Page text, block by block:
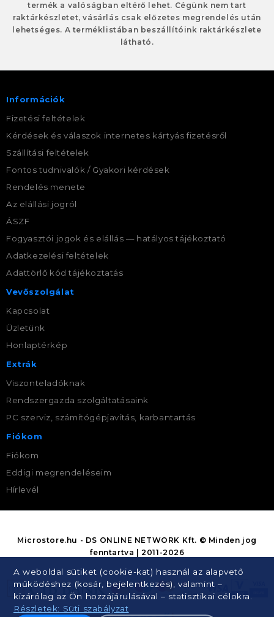
termék a valóságban eltérő lehet. Cégünk nem tart
raktárkészletet, vásárlás csak előzetes megrendelés után
lehetséges. A terméklistában beszállítóink raktárkészlete
látható.
Információk
Fizetési feltételek
Kérdések és válaszok internetes kártyás fizetésről
Szállítási feltételek
Fontos tudnivalók / Gyakori kérdések
Rendelés menete
Az elállási jogról
ÁSZF
Fogyasztói jogok és elállás — hatályos tájékoztató
Adatkezelési feltételek
Adattörlő kód tájékoztatás
Vevőszolgálat
Kapcsolat
Üzletünk
Honlaptérkép
Extrák
Viszonteladóknak
Rendszergazda szolgáltatásaink
PC szerviz, számítógépjavítás, karbantartás
Fiókom
Fiókom
Eddigi megrendeléseim
Hírlevél
A weboldal sütiket (cookie-kat) használ az alapvető
működéshez (kosár, bejelentkezés), valamint –
kizárólag az Ön hozzájárulásával – statisztikai célokra.
Részletek: Süti szabályzat
Microstore.hu - DS ONLINE NETWORK Kft. © Minden jog
fenntartva | 2011-2026